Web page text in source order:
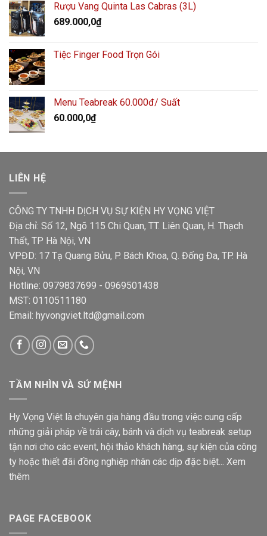
Rượu Vang Quinta Las Cabras (3L)
689.000,0₫
Tiệc Finger Food Trọn Gói
Menu Teabreak 60.000đ/ Suất
60.000,0₫
LIÊN HỆ
CÔNG TY TNHH DỊCH VỤ SỰ KIỆN HY VỌNG VIỆT
Địa chỉ: Số 12, Ngõ 115 Chi Quan, TT. Liên Quan, H. Thạch
Thất, TP Hà Nội, VN
VPĐD: 17 Tạ Quang Bửu, P. Bách Khoa, Q. Đống Đa, TP. Hà
Nội, VN
Hotline: 0979837699 - 0969501438
MST: 0110511180
Email: hyvongviet.ltd@gmail.com
TẦM NHÌN VÀ SỨ MỆNH
Hy Vọng Việt là chuyên gia hàng đầu trong việc cung cấp
những giải pháp về trái cây, bánh và dịch vụ teabreak setup
tận nơi cho các event, hội thảo khách hàng, sự kiện của công
ty hoặc thiết đãi đồng nghiệp nhân các dịp đặc biệt... Xem
thêm
PAGE FACEBOOK